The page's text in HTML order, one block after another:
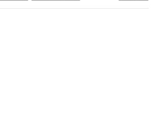
Дальний Восток